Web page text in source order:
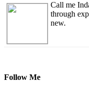
Call me
through
new.
Follow Me